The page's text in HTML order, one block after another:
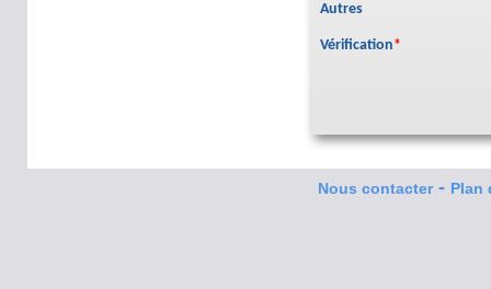
Autres
Vérification*
Nous contacter- Plan